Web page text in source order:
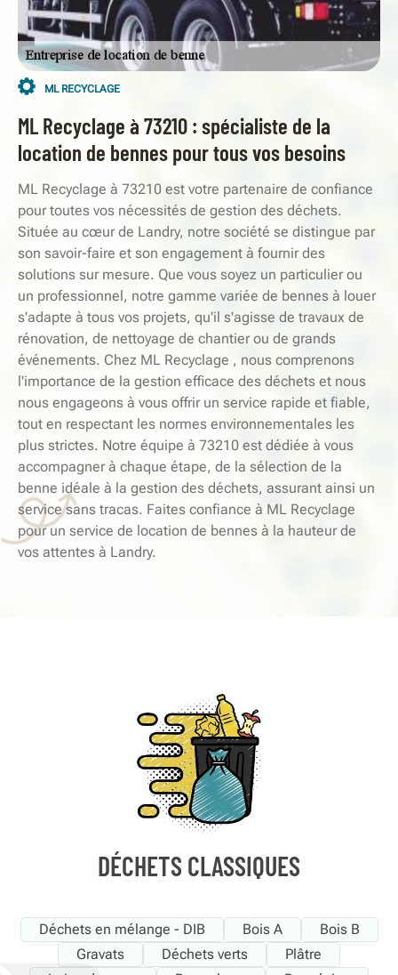
ML RECYCLAGE
ML Recyclage à 73210 : spécialiste de la
location de bennes pour tous vos besoins
ML Recyclage à 73210 est votre partenaire de confiance
pour toutes vos nécessités de gestion des déchets.
Située au cœur de Landry, notre société se distingue par
son savoir-faire et son engagement à fournir des
solutions sur mesure. Que vous soyez un particulier ou
un professionnel, notre gamme variée de bennes à louer
s'adapte à tous vos projets, qu'il s'agisse de travaux de
rénovation, de nettoyage de chantier ou de grands
événements. Chez ML Recyclage , nous comprenons
l'importance de la gestion efficace des déchets et nous
nous engageons à vous offrir un service rapide et fiable,
tout en respectant les normes environnementales les
plus strictes. Notre équipe à 73210 est dédiée à vous
accompagner à chaque étape, de la sélection de la
benne idéale à la gestion des déchets, assurant ainsi un
service sans tracas. Faites confiance à ML Recyclage
pour un service de location de bennes à la hauteur de
vos attentes à Landry.
DÉCHETS CLASSIQUES
Déchets en mélange - DIB Bois A
Bois B
Gravats
Déchets verts
Plâtre